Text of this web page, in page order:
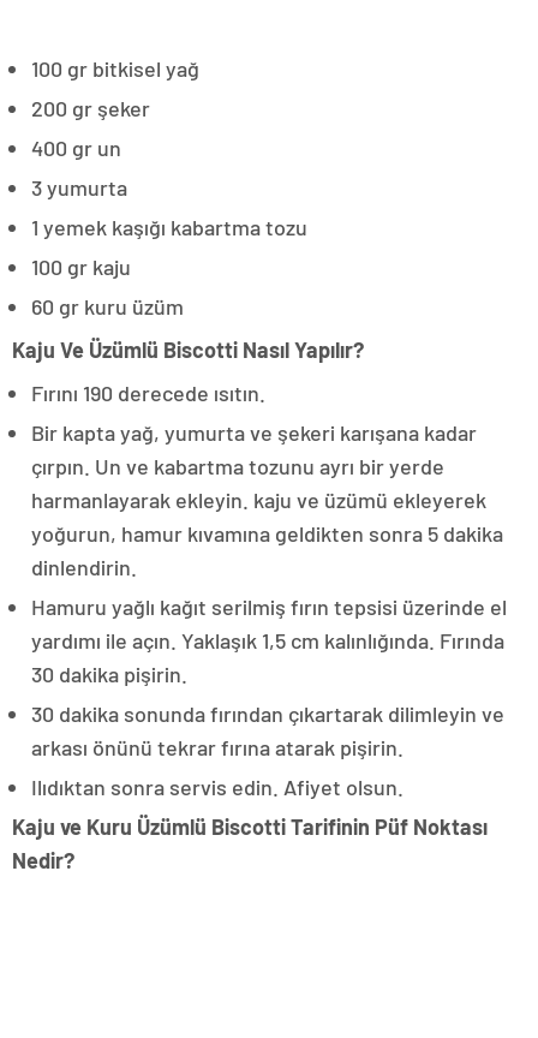
100 gr bitkisel yağ
200 gr şeker
400 gr un
3 yumurta
1 yemek kaşığı kabartma tozu
100 gr kaju
60 gr kuru üzüm
Kaju Ve Üzümlü Biscotti Nasıl Yapılır?
Fırını 190 derecede ısıtın.
Bir kapta yağ, yumurta ve şekeri karışana kadar
çırpın. Un ve kabartma tozunu ayrı bir yerde
harmanlayarak ekleyin. kaju ve üzümü ekleyerek
yoğurun, hamur kıvamına geldikten sonra 5 dakika
dinlendirin.
Hamuru yağlı kağıt serilmiş fırın tepsisi üzerinde el
yardımı ile açın. Yaklaşık 1,5 cm kalınlığında. Fırında
30 dakika pişirin.
30 dakika sonunda fırından çıkartarak dilimleyin ve
arkası önünü tekrar fırına atarak pişirin.
Ilıdıktan sonra servis edin. Afiyet olsun.
Kaju ve Kuru Üzümlü Biscotti Tarifinin Püf Noktası
Nedir?